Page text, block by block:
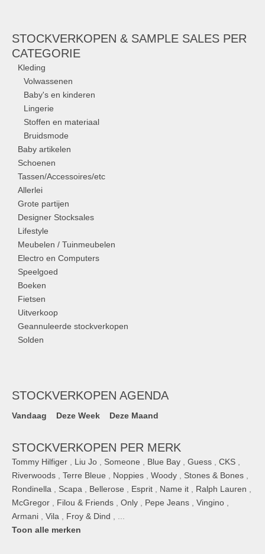
STOCKVERKOPEN & SAMPLE SALES PER
CATEGORIE
Kleding
Volwassenen
Baby's en kinderen
Lingerie
Stoffen en materiaal
Bruidsmode
Baby artikelen
Schoenen
Tassen/Accessoires/etc
Allerlei
Grote partijen
Designer Stocksales
Lifestyle
Meubelen / Tuinmeubelen
Electro en Computers
Speelgoed
Boeken
Fietsen
Uitverkoop
Geannuleerde stockverkopen
Solden
STOCKVERKOPEN AGENDA
Vandaag Deze Week Deze Maand
STOCKVERKOPEN PER MERK
Tommy Hilfiger , Liu Jo , Someone , Blue Bay , Guess , CKS ,
Riverwoods , Terre Bleue , Noppies , Woody , Stones & Bones ,
Rondinella , Scapa , Bellerose , Esprit , Name it , Ralph Lauren ,
McGregor , Filou & Friends , Only , Pepe Jeans , Vingino ,
Armani , Vila , Froy & Dind , ...
Toon alle merken